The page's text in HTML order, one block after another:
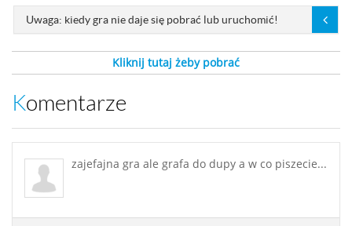
Uwaga: kiedy gra nie daje się pobrać lub uruchomić!
Kliknij tutaj żeby pobrać
Komentarze
zajefajna gra ale grafa do dupy a w co piszecie...